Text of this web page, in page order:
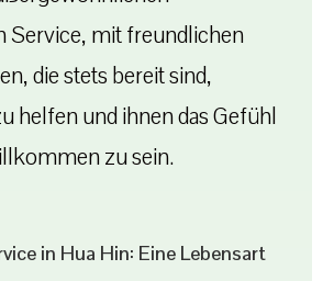
Service, mit freundlichen
die stets bereit sind,
helfen und ihnen das Gefühl
zu sein.
in Hua Hin: Eine Lebensart